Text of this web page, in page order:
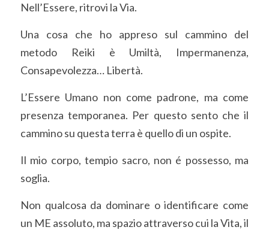
Shoden Zenki
Shoden Kouki
Okuden Zenki
Okuden Kouki
Jikiden Okuden
Shinpiden
Varie
Nell’Essere, ritrovi la Via.
Una cosa che ho appreso sul cammino del
metodo Reiki è Umiltà, Impermanenza,
Consapevolezza… Libertà.
L’Essere Umano non come padrone, ma come
presenza temporanea. Per questo sento che il
cammino su questa terra è quello di un ospite.
Il mio corpo, tempio sacro, non é possesso, ma
soglia.
Non qualcosa da dominare o identificare come
un ME assoluto, ma spazio attraverso cui la Vita, il